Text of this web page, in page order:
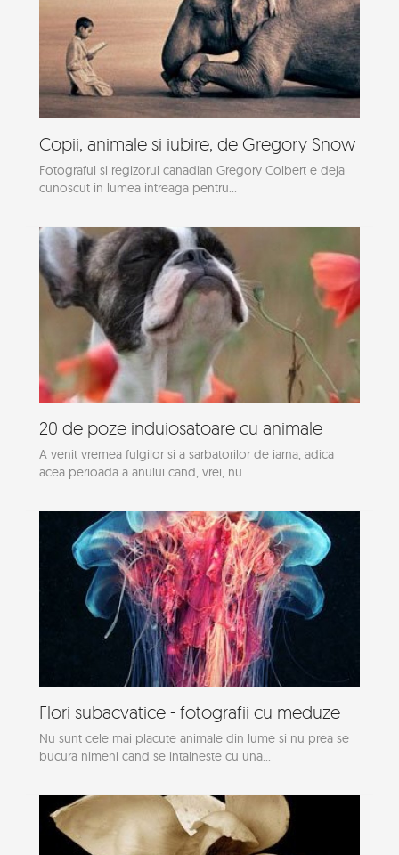
Copii, animale si iubire, de Gregory Snow
Fotograful si regizorul canadian Gregory Colbert e deja
cunoscut in lumea intreaga pentru...
20 de poze induiosatoare cu animale
A venit vremea fulgilor si a sarbatorilor de iarna, adica
acea perioada a anului cand, vrei, nu...
Flori subacvatice - fotografii cu meduze
Nu sunt cele mai placute animale din lume si nu prea se
bucura nimeni cand se intalneste cu una...